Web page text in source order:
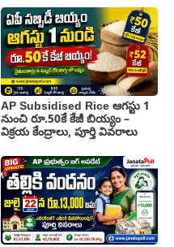
AP Subsidised Rice ఆగస్టు 1
నుంచి రూ.50కే కేజీ బియ్యం –
విక్రయ కేంద్రాలు, పూర్తి వివరాలు